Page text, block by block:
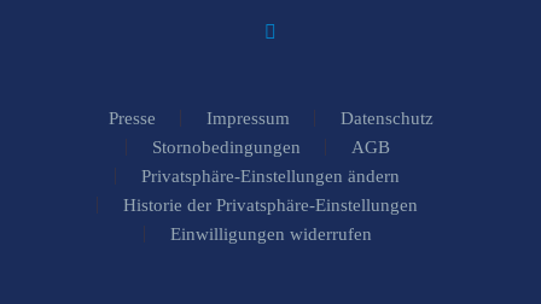
Presse Impressum
Datenschutz
Stornobedingungen
AGB
Privatsphäre-Einstellungen ändern
Historie der Privatsphäre-Einstellungen
Einwilligungen widerrufen